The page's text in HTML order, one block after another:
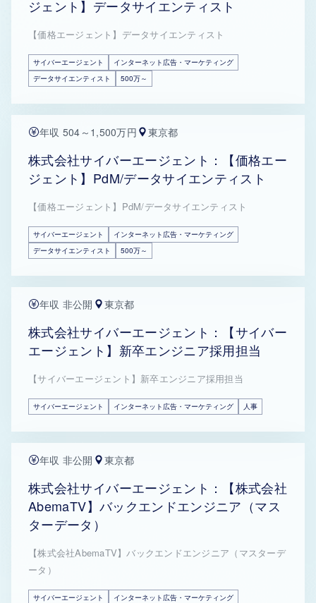
ジェント】データサイエンティスト
【価格エージェント】データサイエンティスト
サイバーエージェント
インターネット広告・マーケティング
データサイエンティスト
500万～
年収 504～1,500万円 東京都
株式会社サイバーエージェント：【価格エー
ジェント】PdM/データサイエンティスト
【価格エージェント】PdM/データサイエンティスト
サイバーエージェント
インターネット広告・マーケティング
データサイエンティスト
500万～
年収 非公開 東京都
株式会社サイバーエージェント：【サイバー
エージェント】新卒エンジニア採用担当
【サイバーエージェント】新卒エンジニア採用担当
サイバーエージェント インターネット広告・マーケティング 人事
年収 非公開 東京都
株式会社サイバーエージェント：【株式会社
AbemaTV】バックエンドエンジニア（マス
ターデータ）
【株式会社AbemaTV】バックエンドエンジニア（マスターデ
ータ）
サイバーエージェント
インターネット広告・マーケティング